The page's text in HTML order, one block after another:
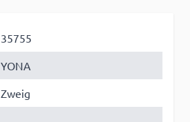
35755
YONA
Zweig